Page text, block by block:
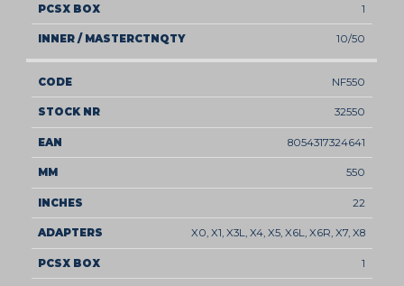
1
10/50
NF550
32550
8054317324641
550
22
X0, X1, X3L, X4, X5, X6L, X6R, X7, X8
1